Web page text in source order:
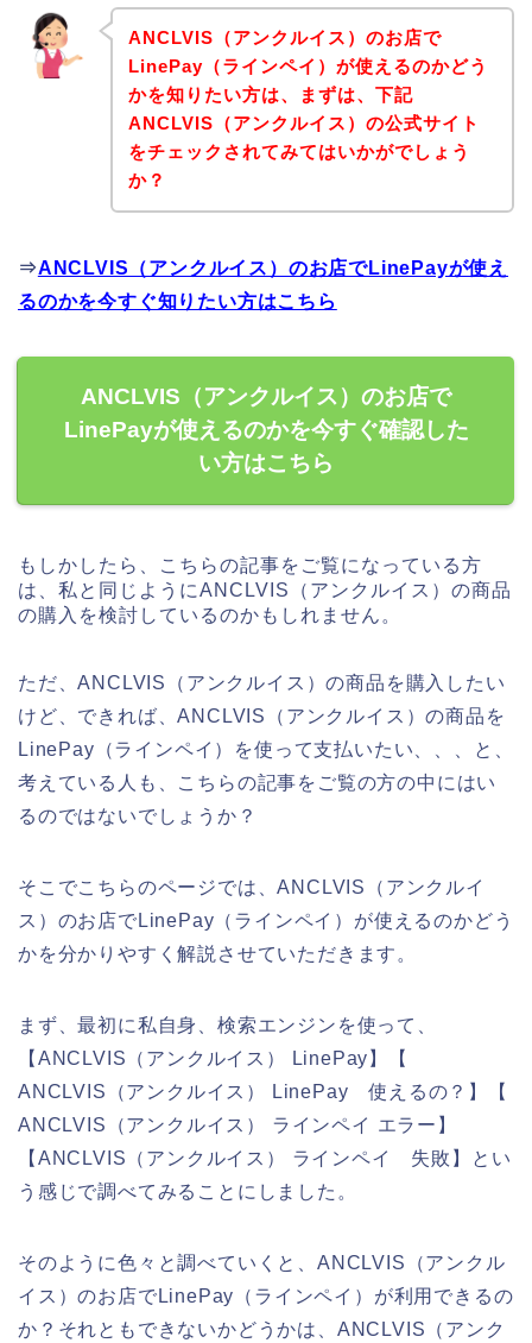
ANCLVIS（アンクルイス）のお店で
LinePay（ラインペイ）が使えるのかどう
かを知りたい方は、まずは、下記
ANCLVIS（アンクルイス）の公式サイト
をチェックされてみてはいかがでしょう
か？
⇒ANCLVIS（アンクルイス）のお店でLinePayが使え
るのかを今すぐ知りたい方はこちら
ANCLVIS（アンクルイス）のお店で
LinePayが使えるのかを今すぐ確認した
い方はこちら
もしかしたら、こちらの記事をご覧になっている方
は、私と同じようにANCLVIS（アンクルイス）の商品
の購入を検討しているのかもしれません。
ただ、ANCLVIS（アンクルイス）の商品を購入したい
けど、できれば、ANCLVIS（アンクルイス）の商品を
LinePay（ラインペイ）を使って支払いたい、、、と、
考えている人も、こちらの記事をご覧の方の中にはい
るのではないでしょうか？
そこでこちらのページでは、ANCLVIS（アンクルイ
ス）のお店でLinePay（ラインペイ）が使えるのかどう
かを分かりやすく解説させていただきます。
まず、最初に私自身、検索エンジンを使って、
【ANCLVIS（アンクルイス） LinePay】【
ANCLVIS（アンクルイス） LinePay 使えるの？】【
ANCLVIS（アンクルイス） ラインペイ エラー】
【ANCLVIS（アンクルイス） ラインペイ 失敗】とい
う感じで調べてみることにしました。
そのように色々と調べていくと、ANCLVIS（アンクル
イス）のお店でLinePay（ラインペイ）が利用できるの
か？それともできないかどうかは、ANCLVIS（アンク